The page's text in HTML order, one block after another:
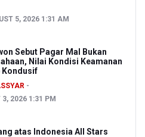
5, 2026 1:31 AM
Sebut Pagar Mal Bukan
Nilai Kondisi Keamanan
Kondusif
3, 2026 1:31 PM
atas Indonesia All Stars